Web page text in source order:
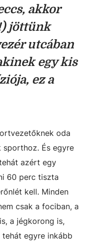
akkor
jöttünk
utcában
egy kis
ez a
oda
És egyre
azért egy
60 perc tiszta
kell. Minden
csak a fociban, a
a jégkorong is,
egyre inkább